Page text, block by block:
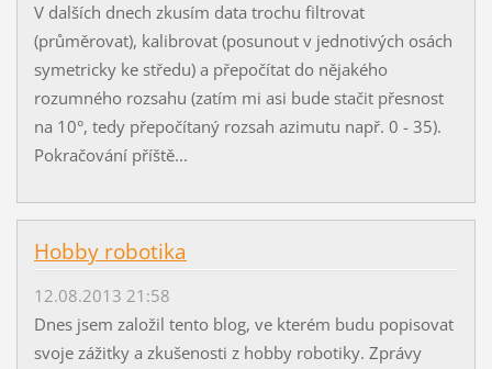
V dalších dnech zkusím data trochu filtrovat
(průměrovat), kalibrovat (posunout v jednotivých osách
symetricky ke středu) a přepočítat do nějakého
rozumného rozsahu (zatím mi asi bude stačit přesnost
na 10°, tedy přepočítaný rozsah azimutu např. 0 - 35).
Pokračování příště...
Hobby robotika
12.08.2013 21:58
Dnes jsem založil tento blog, ve kterém budu popisovat
svoje zážitky a zkušenosti z hobby robotiky. Zprávy